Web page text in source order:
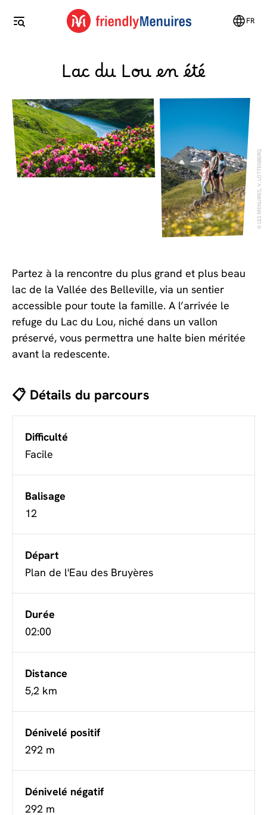
FR
Lac du Lou en été
LES MENUIRES, V. LOTTENBERG
Partez à la rencontre du plus grand et plus beau
lac de la Vallée des Belleville, via un sentier
accessible pour toute la famille. A l’arrivée le
refuge du Lac du Lou, niché dans un vallon
préservé, vous permettra une halte bien méritée
avant la redescente.
📋 Détails du parcours
Difficulté
Facile
Balisage
12
Départ
Plan de l'Eau des Bruyères
Durée
02:00
Distance
5,2 km
Dénivelé positif
292 m
Dénivelé négatif
292 m